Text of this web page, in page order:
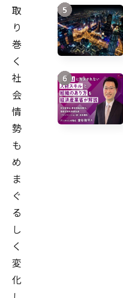
取
り
巻
く
社
会
情
勢
も
め
ま
ぐ
る
し
く
変
化